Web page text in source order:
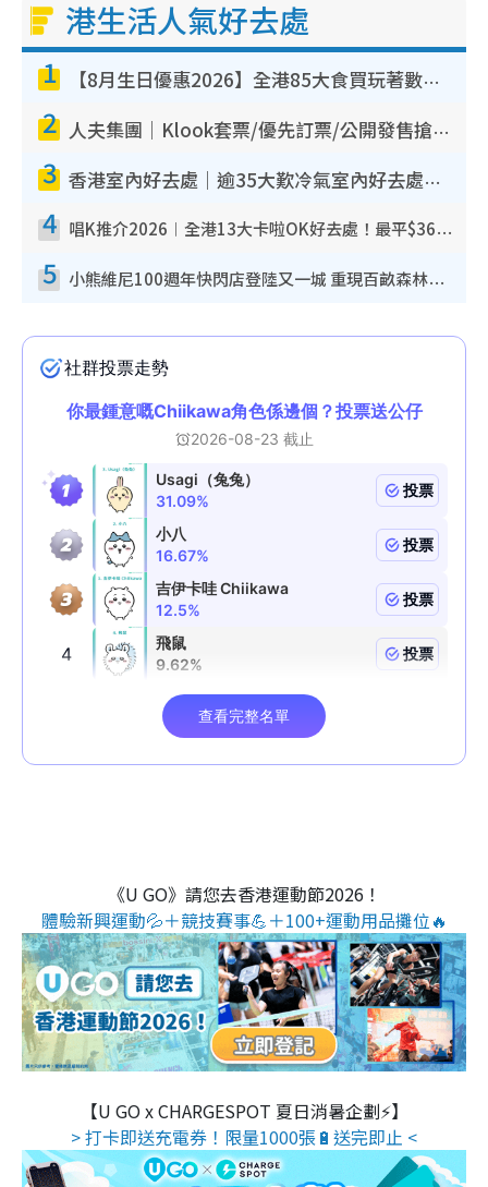
港生活人氣好去處
1 【8月生日優惠2026】全港85大食買玩著數攻略 自助餐/火鍋放題同行免費＋誠品/DONKI送現金券
2 人夫集團｜Klook套票/優先訂票/公開發售搶飛攻略！附票價.購票連結.場地座位表
3 香港室內好去處｜逾35大歎冷氣室內好去處推介 室內活動免費避雨無懼落雨
4 唱K推介2026︱全港13大卡啦OK好去處！最平$36起 日文K都有！(附地址+收費詳情)
5 小熊維尼100週年快閃店登陸又一城 重現百畝森林經典場景／獨家限定盲盒登場／專屬DIY香水
《U GO》請您去香港運動節2026！
體驗新興運動💦＋競技賽事💪＋100+運動用品攤位🔥
【U GO x CHARGESPOT 夏日消暑企劃⚡】
> 打卡即送充電券！限量1000張🔋送完即止 <